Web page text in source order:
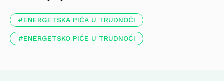
ENERGETSKA PIĆA U TRUDNOĆI
ENERGETSKO PIĆE U TRUDNOĆI